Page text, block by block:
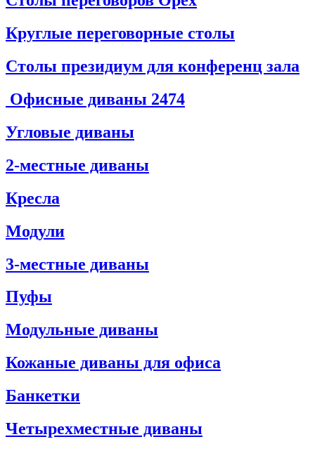
Круглые переговорные столы
Столы президиум для конференц зала
Офисные диваны 2474
Угловые диваны
2-местные диваны
Кресла
Модули
3-местные диваны
Пуфы
Модульные диваны
Кожаные диваны для офиса
Банкетки
Четырехместные диваны